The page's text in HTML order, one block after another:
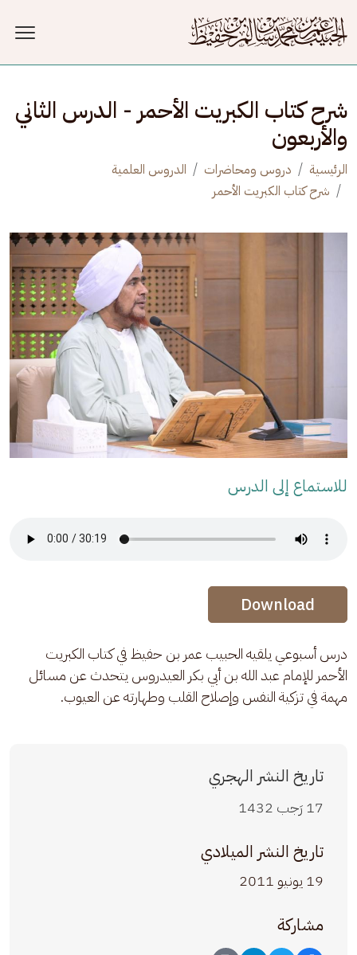
شرح كتاب الكبريت الأحمر - الدرس الثاني
والأربعون
الرئيسية دروس ومحاضرات
الدروس العلمية
شرح كتاب الكبريت الأحمر
للاستماع إلى الدرس
Audio Stream
Audio Stream
Download
درس أسبوعي يلقيه الحبيب عمر بن حفيظ في كتاب الكبريت
الأحمر للإمام عبد الله بن أبي بكر العيدروس يتحدث عن مسائل
مهمة في تزكية النفس وإصلاح القلب وطهارته عن العيوب.
تاريخ النشر الهجري
17 رَجب 1432
تاريخ النشر الميلادي
19 يونيو 2011
مشاركة